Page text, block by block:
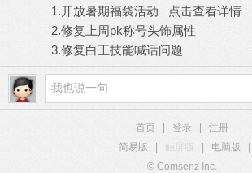
1.开放暑期福袋活动
点击查看详情
2.修复上周pk称号头饰属性
3.修复白王技能喊话问题
首页 登录
注册
简易版
触屏版 电脑版
© Comsenz Inc.